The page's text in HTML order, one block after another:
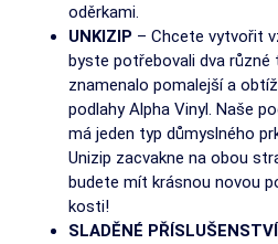
oděrkami.
UNKIZIP – Chcete vytvořit
byste potřebovali dva různé
znamenalo pomalejší a
podlahy Alpha Vinyl. Naše
má jeden typ důmyslného
Unizip zacvakne na obou
budete mít krásnou novou
kosti!
SLADĚNÉ PŘÍSLUŠENSTVÍ